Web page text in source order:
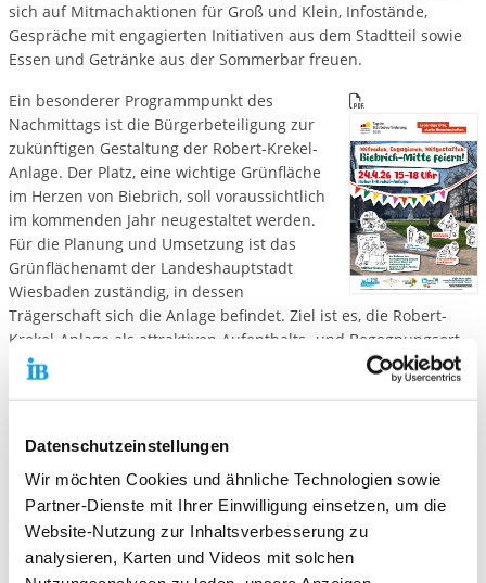
Datenschutzeinstellungen
Wir möchten Cookies und ähnliche Technologien sowie
Partner-Dienste mit Ihrer Einwilligung einsetzen, um die
Website-Nutzung zur Inhaltsverbesserung zu
analysieren, Karten und Videos mit solchen
sich auf Mitmachaktionen für Groß und Klein, Infostände,
Gespräche mit engagierten Initiativen aus dem Stadtteil sowie
Essen und Getränke aus der Sommerbar freuen.
Ein besonderer Programmpunkt des
Nachmittags ist die Bürgerbeteiligung zur
zukünftigen Gestaltung der Robert-Krekel-
Anlage. Der Platz, eine wichtige Grünfläche
im Herzen von Biebrich, soll voraussichtlich
im kommenden Jahr neugestaltet werden.
Für die Planung und Umsetzung ist das
Grünflächenamt der Landeshauptstadt
Wiesbaden zuständig, in dessen
Trägerschaft sich die Anlage befindet. Ziel ist es, die Robert-
Krekel-Anlage als attraktiven Aufenthalts- und Begegnungsort
für die Menschen im Stadtteil weiterzuentwickeln. Gleichzeitig
sollen Maßnahmen umgesetzt werden, die das Klima
fördern.
Damit die zukünftige Gestaltung möglichst gut zu den
Bedürfnissen der Nachbarschaft passt, sind die Ideen und
Wünsche der Bewohnerinnen und Bewohner ausdrücklich
gefragt. Vor Ort besteht die Möglichkeit, miteinander ins
Gespräch zu kommen und Anregungen für die zukünftige